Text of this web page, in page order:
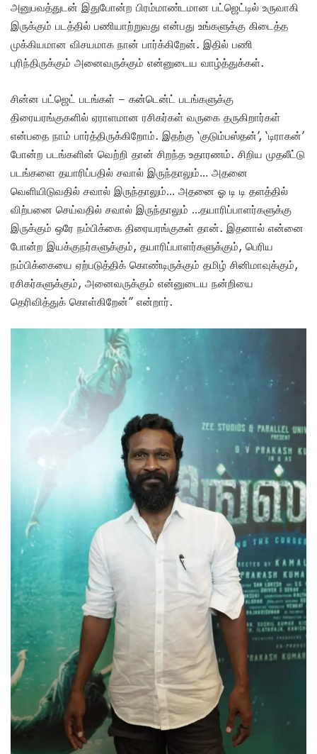
அனுபவத்துடன் இதுபோன்ற பிரம்மாண்டமான பட்ஜெட்டில் உருவாகி
இருக்கும் படத்தில் பணியாற்றுவது என்பது உங்களுக்கு கிடைத்த
முக்கியமான விசயமாக நான் பார்க்கிறேன். இதில் பணி
புரிந்திருக்கும் அனைவருக்கும் என்னுடைய வாழ்த்துக்கள்.
சின்ன பட்ஜெட் படங்கள் – கன்டென்ட் படங்களுக்கு
திரையரங்குகளில் ஏராளமான ரசிகர்கள் வருகை தருகிறார்கள்
என்பதை நாம் பார்த்திருக்கிறோம். இதற்கு ‘குடும்பஸ்தன்’, ‘டிராகன்’
போன்ற படங்களின் வெற்றி தான் சிறந்த உதாரணம். சிறிய முதலீட்டு
படங்களை தயாரிப்பதில் சவால் இருந்தாலும்… அதனை
வெளியிடுவதில் சவால் இருந்தாலும்… அதனை ஓ டி டி தளத்தில்
விற்பனை செய்வதில் சவால் இருந்தாலும் …தயாரிப்பாளர்களுக்கு
இருக்கும் ஒரே நம்பிக்கை திரையரங்குகள் தான். இதனால் என்னை
போன்ற இயக்குநர்களுக்கும், தயாரிப்பாளர்களுக்கும், பெரிய
நம்பிக்கையை ஏற்படுத்திக் கொண்டிருக்கும் தமிழ் சினிமாவுக்கும்,
ரசிகர்களுக்கும், அனைவருக்கும் என்னுடைய நன்றியை
தெரிவித்துக் கொள்கிறேன்” என்றார்.